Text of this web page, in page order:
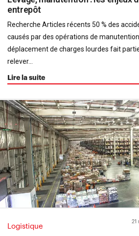
entrepôt
Recherche Articles récents 50 % des
causés par des opérations de
déplacement de charges lourdes fait
relever...
Lire la suite
Logistique
21